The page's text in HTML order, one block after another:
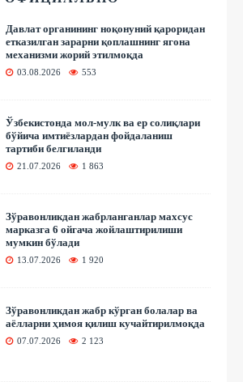
Давлат органининг ноқонуний қароридан
етказилган зарарни қоплашнинг ягона
механизми жорий этилмоқда
03.08.2026 553
Ўзбекистонда мол-мулк ва ер солиқлари
бўйича имтиёзлардан фойдаланиш
тартиби белгиланди
21.07.2026 1 863
Зўравонликдан жабрланганлар махсус
марказга 6 ойгача жойлаштирилиши
мумкин бўлади
13.07.2026 1 920
Зўравонликдан жабр кўрган болалар ва
аёлларни ҳимоя қилиш кучайтирилмоқда
07.07.2026 2 123